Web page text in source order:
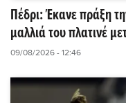
Πέδρι: Έκανε πράξη
μαλλιά του πλατινέ
09/08/2026 - 12:46